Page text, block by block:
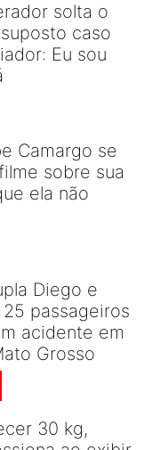
solta o
caso
Eu sou
Camargo se
sobre sua
ela não
Diego e
passageiros
acidente em
Grosso
30 kg,